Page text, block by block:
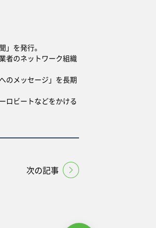
を発行。
者のネットワーク組織
のメッセージ」を長期
ロビートなどをかける
次の記事